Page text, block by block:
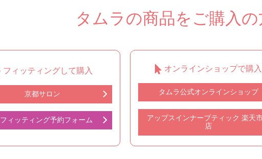
タムラの商品をご購入
フィッティングして購入
京都サロン
フィッティング予約フォーム
オンラインショップで購入
タムラ公式オンラインショップ
アップスインナーブティック 楽天
店